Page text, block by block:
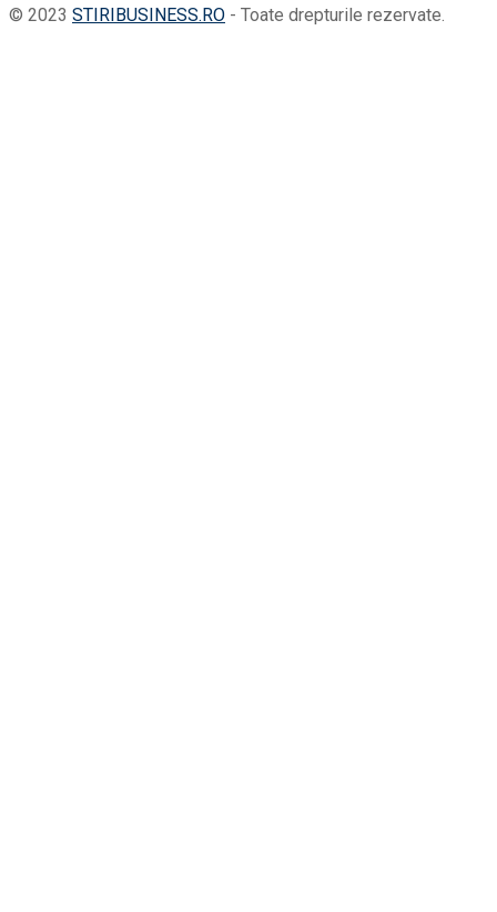
© 2023 STIRIBUSINESS.RO - Toate drepturile rezervate.